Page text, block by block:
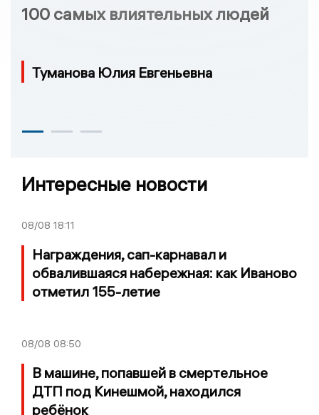
100 самых влиятельных людей
Туманова Юлия Евгеньевна
Интересные новости
08/08 18:11
Награждения, сап-карнавал и
обвалившаяся набережная: как Иваново
отметил 155-летие
08/08 08:50
В машине, попавшей в смертельное
ДТП под Кинешмой, находился
ребёнок